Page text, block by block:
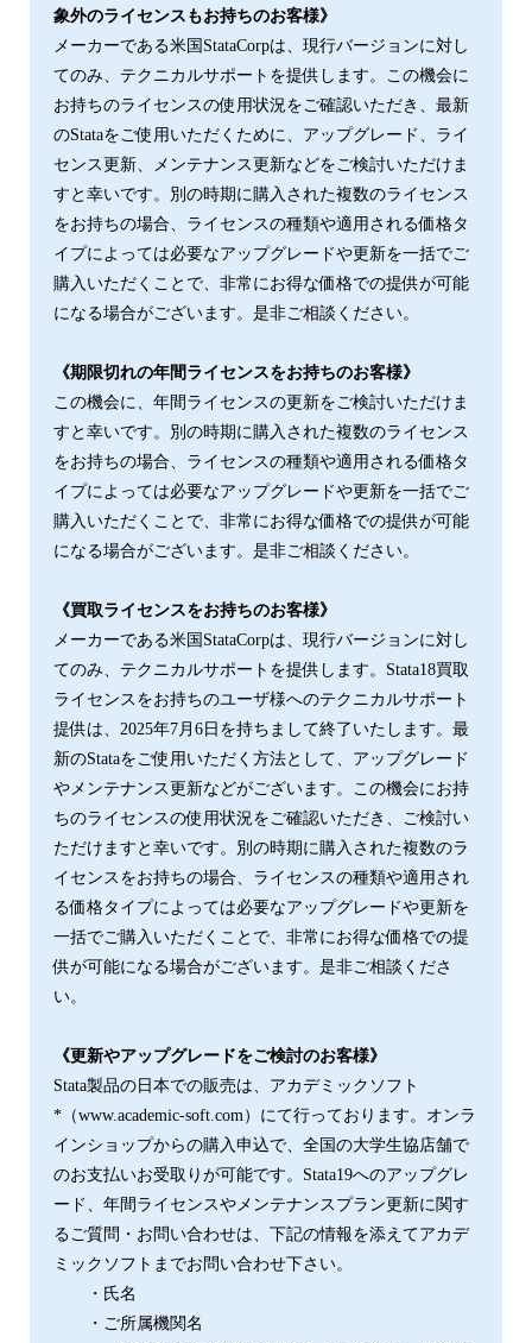
象外のライセンスもお持ちのお客様》
メーカーである⽶国StataCorpは、現⾏バージョンに対し
てのみ、テクニカルサポートを提供します。この機会に
お持ちのライセンスの使⽤状況をご確認いただき、最新
のStataをご使⽤いただくために、アップグレード、ライ
センス更新、メンテナンス更新などをご検討いただけま
すと幸いです。別の時期に購⼊された複数のライセンス
をお持ちの場合、ライセンスの種類や適用される価格タ
イプによっては必要なアップグレードや更新を一括でご
購入いただくことで、非常にお得な価格での提供が可能
になる場合がございます。是非ご相談ください。
《期限切れの年間ライセンスをお持ちのお客様》
この機会に、年間ライセンスの更新をご検討いただけま
すと幸いです。別の時期に購⼊された複数のライセンス
をお持ちの場合、ライセンスの種類や適用される価格タ
イプによっては必要なアップグレードや更新を一括でご
購入いただくことで、非常にお得な価格での提供が可能
になる場合がございます。是非ご相談ください。
《買取ライセンスをお持ちのお客様》
メーカーである米国StataCorpは、現行バージョンに対し
てのみ、テクニカルサポートを提供します。Stata18買取
ライセンスをお持ちのユーザ様へのテクニカルサポート
提供は、2025年7月6日を持ちまして終了いたします。最
新のStataをご使用いただく方法として、アップグレード
やメンテナンス更新などがございます。この機会にお持
ちのライセンスの使用状況をご確認いただき、ご検討い
ただけますと幸いです。別の時期に購⼊された複数のラ
イセンスをお持ちの場合、ライセンスの種類や適用され
る価格タイプによっては必要なアップグレードや更新を
一括でご購入いただくことで、非常にお得な価格での提
供が可能になる場合がございます。是非ご相談くださ
い。
《更新やアップグレードをご検討のお客様》
Stata製品の日本での販売は、アカデミックソフト
*（www.academic-soft.com）にて行っております。オンラ
インショップからの購入申込で、全国の大学生協店舗で
のお支払いお受取りが可能です。Stata19へのアップグレ
ード、年間ライセンスやメンテナンスプラン更新に関す
るご質問・お問い合わせは、下記の情報を添えてアカデ
ミックソフトまでお問い合わせ下さい。
・氏名
・ご所属機関名